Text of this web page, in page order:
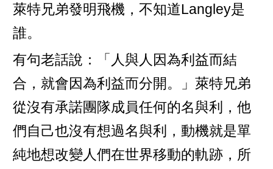
萊特兄弟發明飛機，不知道Langley是
誰。
有句老話說：「人與人因為利益而結
合，就會因為利益而分開。」萊特兄弟
從沒有承諾團隊成員任何的名與利，他
們自己也沒有想過名與利，動機就是單
純地想改變人們在世界移動的軌跡，所